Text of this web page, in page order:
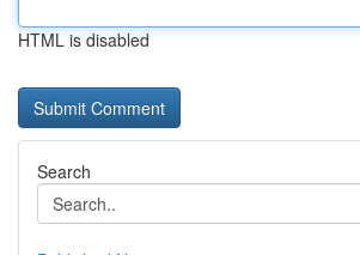
HTML is disabled
Search